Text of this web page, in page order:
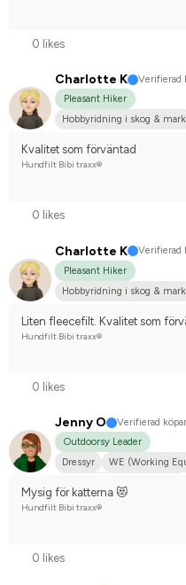
0 likes
Charlotte K
Verifierad
Pleasant Hiker
Hobbyridning i skog & mark
Kvalitet som förväntad
Hundfilt Bibi traxx®
0 likes
Charlotte K
Verifierad
Pleasant Hiker
Hobbyridning i skog & mark
Liten fleecefilt. Kvalitet som
Hundfilt Bibi traxx®
0 likes
Jenny O
Verifierad
Outdoorsy Leader
Dressyr
WE (Working
Mysig för katterna 😻
Hundfilt Bibi traxx®
0 likes